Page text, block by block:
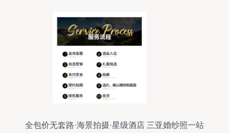
全包价无套路·海景拍摄·星级酒店 三亚婚纱照一站